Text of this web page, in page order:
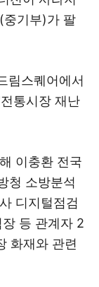
중기부)가 팔
림스퀘어에서
통시장 재난
이충환 전국
청 소방분석
디지털점검
등 관계자 2
화재와 관련